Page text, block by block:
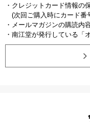
・クレジットカード情報の
(次回ご購入時にカード番
・メールマガジンの購読内
・南江堂が発行している「